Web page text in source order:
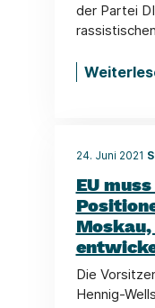
der Partei
24. Juni 2021
EU
Die
Hennig-